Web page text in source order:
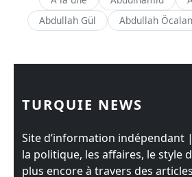
Abdullah Gül
Abdullah Öcalan
TURQUIE NEWS
Site d’information indépendant
la politique, les affaires, le style
plus encore à travers des